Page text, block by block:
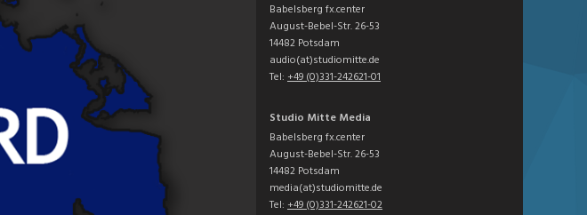
Babelsberg fx.center
August-Bebel-Str. 26-53
14482 Potsdam
audio(at)studiomitte.de
Tel: +49 (0)331-242621-01
Studio Mitte Media
Babelsberg fx.center
August-Bebel-Str. 26-53
14482 Potsdam
media(at)studiomitte.de
Tel: +49 (0)331-242621-02